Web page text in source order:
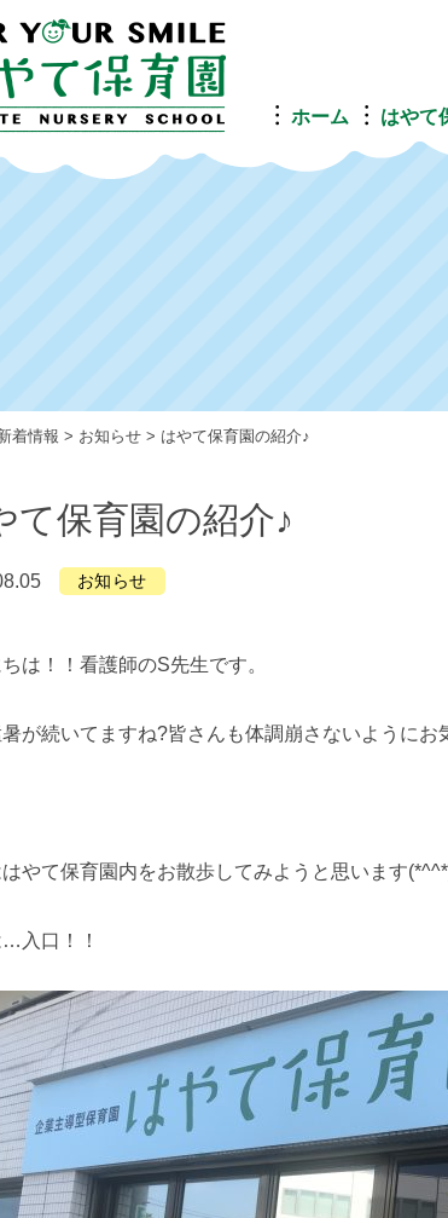
ホーム はやて
着情報 > お知らせ > はやて保育園の紹介♪
て保育園の紹介♪
お知らせ
は！！看護師のS先生です。
が続いてますね?皆さんも体調崩さないようにお
やて保育園内をお散歩してみようと思います
…入口！！